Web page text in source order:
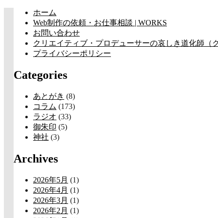
ス
ホーム
Web制作の依頼・お仕事相談 | WORKS
お問い合わせ
クリエイティブ・プロデューサーの哀しき道化師（
プライバシーポリシー
Categories
あとがき (8)
コラム (173)
ラジオ (33)
御朱印 (5)
神社 (3)
Archives
2026年5月 (1)
2026年4月 (1)
2026年3月 (1)
2026年2月 (1)